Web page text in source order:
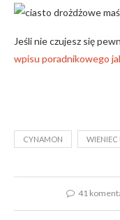
Jeśli nie czujesz się
wpisu poradnikowego
CYNAMON
41